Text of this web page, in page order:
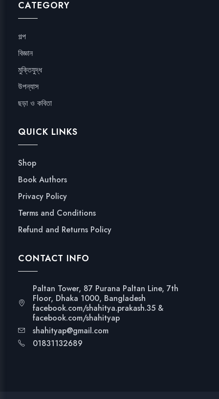
CATEGORY
গল্প
বিজ্ঞান
মুক্তিযুদ্ধ
উপন্যাস
ছড়া ও কবিতা
QUICK LINKS
Shop
Book Authors
Privacy Policy
Terms and Conditions
Refund and Returns Policy
CONTACT INFO
Paltan Tower, 87 Purana Paltan Line, 7th
Floor, Dhaka 1000, Bangladesh
facebook.com/shahitya.prakash.35 &
facebook.com/shahityap
shahityap@gmail.com
01831132689